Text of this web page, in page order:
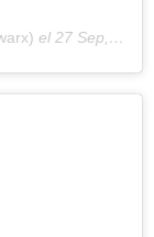
el 27 Sep, 2020 a las 1:48 PDT